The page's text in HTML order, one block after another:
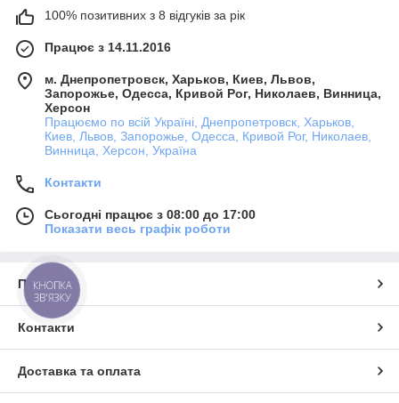
100% позитивних з 8 відгуків за рік
Працює з 14.11.2016
м. Днепропетровск, Харьков, Киев, Львов,
Запорожье, Одесса, Кривой Рог, Николаев, Винница,
Херсон
Працюємо по всій Україні, Днепропетровск, Харьков,
Киев, Львов, Запорожье, Одесса, Кривой Рог, Николаев,
Винница, Херсон, Україна
Контакти
Сьогодні працює з 08:00 до 17:00
Показати весь графік роботи
Про нас
Контакти
Доставка та оплата
КНОПКА
ЗВ'ЯЗКУ